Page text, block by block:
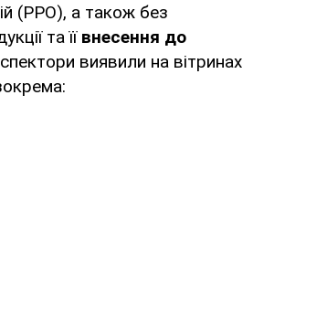
(РРО), а також без
та її внесення до
виявили на вітринах